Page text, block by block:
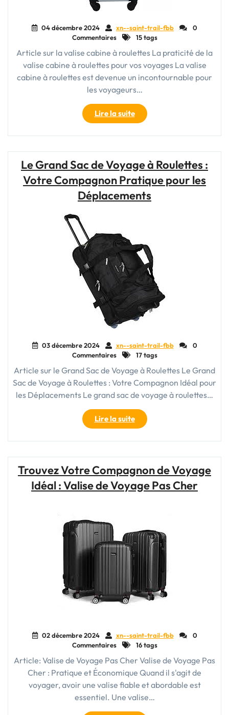
04 décembre 2024 xn--saint-trail-fbb
0
Commentaires
15 tags
Article sur la valise cabine à roulettes La praticité de la
valise cabine à roulettes pour vos voyages La valise
cabine à roulettes est devenue un incontournable pour
les voyageurs…
Lire la suite"La
praticité
incontournable
valise
cabine
à
roulettes
Le Grand Sac de Voyage à Roulettes :
Votre Compagnon Pratique pour les
Déplacements
03 décembre 2024 xn--saint-trail-fbb
0
Commentaires
17 tags
Article sur le Grand Sac de Voyage à Roulettes Le Grand
Sac de Voyage à Roulettes : Votre Compagnon Idéal pour
les Déplacements Le grand sac de voyage à roulettes…
Lire la suite"Le
Grand
Sac
à
Roulettes
Pratique
pour
les
Déplacements"
Trouvez Votre Compagnon de Voyage
Idéal : Valise de Voyage Pas Cher
02 décembre 2024 xn--saint-trail-fbb
0
Commentaires
16 tags
Article: Valise de Voyage Pas Cher Valise de Voyage Pas
Cher : Pratique et Économique Quand il s'agit de
voyager, avoir une valise fiable et abordable est
essentiel. Une valise…